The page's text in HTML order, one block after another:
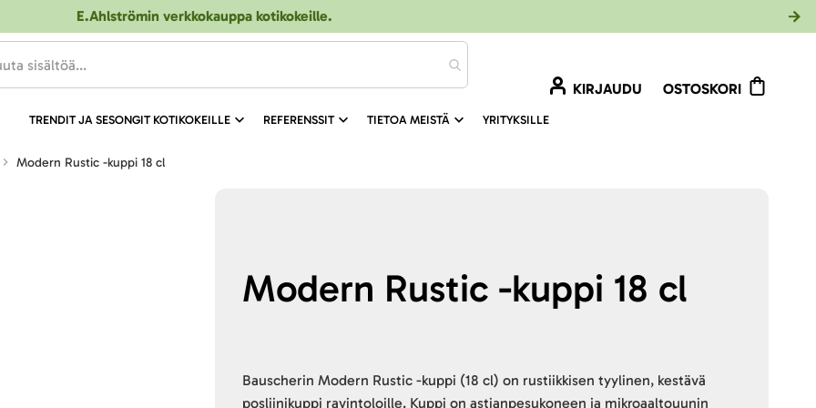
E.Ahlströmin verkkokauppa kotikokeille.
KIRJAUDU
OSTOSKORI
TRENDIT JA SESONGIT KOTIKOKEILLE REFERENSSIT TIETOA MEISTÄ YRITYKSILLE
Modern Rustic -kuppi 18 cl
Modern Rustic -kuppi 18 cl
Bauscherin Modern Rustic -kuppi (18 cl) on rustiikkisen tyylinen, kestävä
posliinikuppi ravintoloille. Kuppi on astianpesukoneen ja mikroaaltouunin